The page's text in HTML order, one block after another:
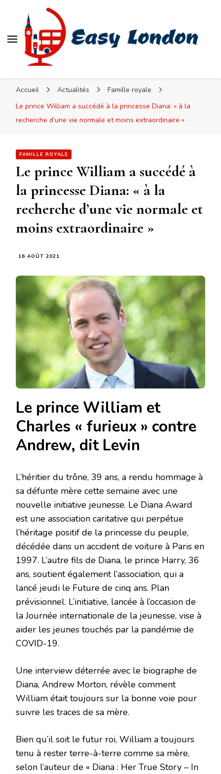
Accueil Actualités
Famille royale
Le prince William a succédé à la princesse Diana: « à la
recherche d’une vie normale et moins extraordinaire »
FAMILLE ROYALE
Le prince William a succédé à
la princesse Diana: « à la
recherche d’une vie normale et
moins extraordinaire »
16 AOÛT 2021
Le prince William et
Charles « furieux » contre
Andrew, dit Levin
L’héritier du trône, 39 ans, a rendu hommage à
sa défunte mère cette semaine avec une
nouvelle initiative jeunesse. Le Diana Award
est une association caritative qui perpétue
l’héritage positif de la princesse du peuple,
décédée dans un accident de voiture à Paris en
1997. L’autre fils de Diana, le prince Harry, 36
ans, soutient également l’association, qui a
lancé jeudi le Future de cinq ans. Plan
prévisionnel. L’initiative, lancée à l’occasion de
la Journée internationale de la jeunesse, vise à
aider les jeunes touchés par la pandémie de
COVID-19.
Une interview déterrée avec le biographe de
Diana, Andrew Morton, révèle comment
William était toujours sur la bonne voie pour
suivre les traces de sa mère.
Bien qu’il soit le futur roi, William a toujours
tenu à rester terre-à-terre comme sa mère,
selon l’auteur de « Diana : Her True Story – In